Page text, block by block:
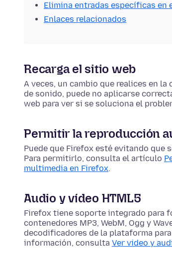
Elimina entradas específicas en
Enlaces relacionados
Recarga el sitio web
A veces, un cambio que realices en
de sonido, puede no aplicarse
web para ver si se soluciona el
Permitir la reproducción
Puede que Firefox esté evitando que
Para permitirlo, consulta el artículo
multimedia en Firefox.
Audio y vídeo HTML5
Firefox tiene soporte integrado para
contenedores MP3, WebM, Ogg y
decodificadores de la plataforma
información, consulta Ver video y